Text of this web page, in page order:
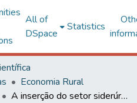
All of
DSpace
Statistics
Economia Rural
A inserção do setor siderúrgico na economia capixaba: uma análise de insumo-produto